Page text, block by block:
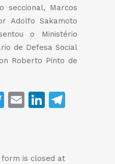
seccional, Marcos
Adolfo Sakamoto
o Ministério
de Defesa Social
Roberto Pinto de
Twitter
EmailLinkedIn
is closed at